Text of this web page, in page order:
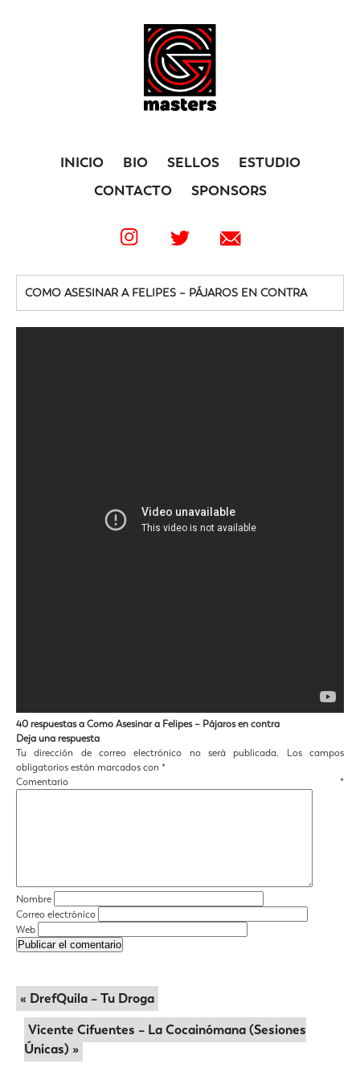
INICIO BIO SELLOS
ESTUDIO
CONTACTO
SPONSORS
COMO ASESINAR A FELIPES – PÁJAROS EN CONTRA
40 respuestas a Como Asesinar a Felipes – Pájaros en contra
Deja una respuesta
Tu dirección de correo electrónico no será publicada.
Los campos
obligatorios están marcados con *
Comentario *
Nombre
Correo electrónico
Web
« DrefQuila – Tu Droga
Vicente Cifuentes – La Cocainómana (Sesiones
Únicas) »